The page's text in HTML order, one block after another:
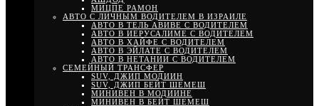
МИЦПЕ РАМОН
АВТО С ЛИЧНЫМ ВОДИТЕЛЕМ В ИЗРАИЛЕ
АВТО В ТЕЛЬ АВИВЕ С ВОДИТЕЛЕМ
АВТО В ИЕРУСАЛИМЕ С ВОДИТЕЛЕМ
АВТО В ХАЙФЕ С ВОДИТЕЛЕМ
АВТО В ЭЙЛАТЕ С ВОДИТЕЛЕМ
АВТО В НЕТАНИИ С ВОДИТЕЛЕМ
СЕМЕЙНЫЙ ТРАНСФЕР
SUV, ДЖИП МОДИИН
SUV, ДЖИП БЕЙТ ШЕМЕШ
МИНИВЕН В МОДИИНЕ
МИНИВЕН В БЕЙТ ШЕМЕШ